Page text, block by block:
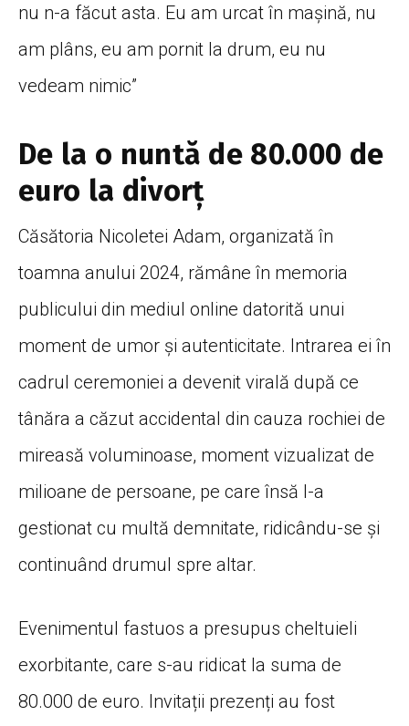
nu n-a făcut asta. Eu am urcat în mașină, nu
am plâns, eu am pornit la drum, eu nu
vedeam nimic”
De la o nuntă de 80.000 de
euro la divorț
Căsătoria Nicoletei Adam, organizată în
toamna anului 2024, rămâne în memoria
publicului din mediul online datorită unui
moment de umor și autenticitate. Intrarea ei în
cadrul ceremoniei a devenit virală după ce
tânăra a căzut accidental din cauza rochiei de
mireasă voluminoase, moment vizualizat de
milioane de persoane, pe care însă l-a
gestionat cu multă demnitate, ridicându-se și
continuând drumul spre altar.
Evenimentul fastuos a presupus cheltuieli
exorbitante, care s-au ridicat la suma de
80.000 de euro. Invitații prezenți au fost